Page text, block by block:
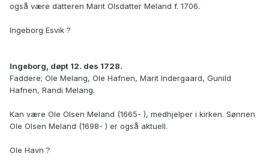
også være datteren Marit Olsdatter Meland f. 1706.
Ingeborg Esvik ?
Ingeborg, døpt 12. des 1728.
Faddere; Ole Melang, Ole Hafnen, Marit Indergaard, Gunild
Hafnen, Randi Melang.
Kan være Ole Olsen Meland (1665- ), medhjelper i kirken. Sønnen
Ole Olsen Meland (1698- ) er også aktuell.
Ole Havn ?